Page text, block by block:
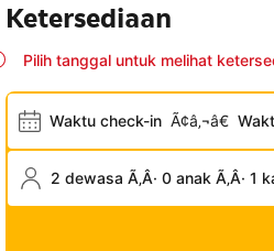
Ketersediaan
Pilih tanggal untuk melihat
Waktu check-in Ã¢â‚¬â€
2 dewasa Ã‚Â· 0 anak Ã‚Â· 1